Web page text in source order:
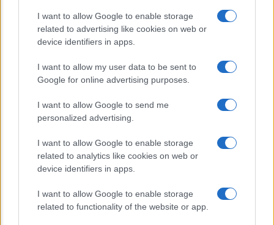
I want to allow Google to enable storage
related to advertising like cookies on web or
device identifiers in apps.
I want to allow my user data to be sent to
Google for online advertising purposes.
I want to allow Google to send me
personalized advertising.
I want to allow Google to enable storage
related to analytics like cookies on web or
device identifiers in apps.
I want to allow Google to enable storage
related to functionality of the website or app.
Giorgia Meloni nel tempio della politica
Sondaggi Politici: Meloni piace anche a
CHI SIAMO